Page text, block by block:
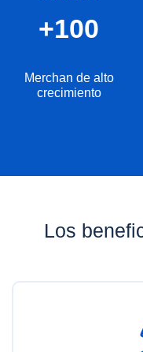
+100
Merchan de alto
crecimiento
Los